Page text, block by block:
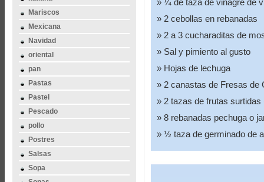
Mariscos
Mexicana
Navidad
oriental
pan
Pastas
Pastel
Pescado
pollo
Postres
Salsas
Sopa
¼ de taza de vinagre de
2 cebollas en rebanadas
2 a 3 cucharaditas de
Sal y pimiento al gusto
Hojas de lechuga
2 canastas de Fresas de
2 tazas de frutas
8 rebanadas pechuga o
½ taza de germinado de